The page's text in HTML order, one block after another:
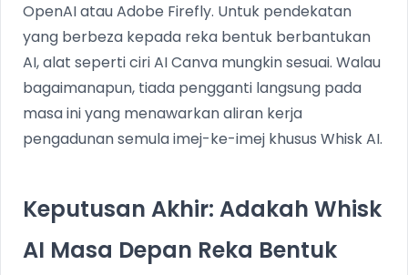
OpenAI atau Adobe Firefly. Untuk pendekatan
yang berbeza kepada reka bentuk berbantukan
AI, alat seperti ciri AI Canva mungkin sesuai. Walau
bagaimanapun, tiada pengganti langsung pada
masa ini yang menawarkan aliran kerja
pengadunan semula imej-ke-imej khusus Whisk AI.
Keputusan Akhir: Adakah Whisk
AI Masa Depan Reka Bentuk